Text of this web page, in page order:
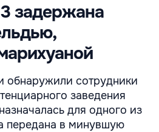
задержана
обнаружили сотрудники
заведения
для одного из
передана в минувшую